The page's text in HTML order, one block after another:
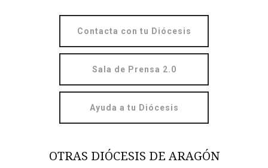
Contacta con tu Diócesis
Sala de Prensa 2.0
Ayuda a tu Diócesis
OTRAS DIÓCESIS DE ARAGÓN